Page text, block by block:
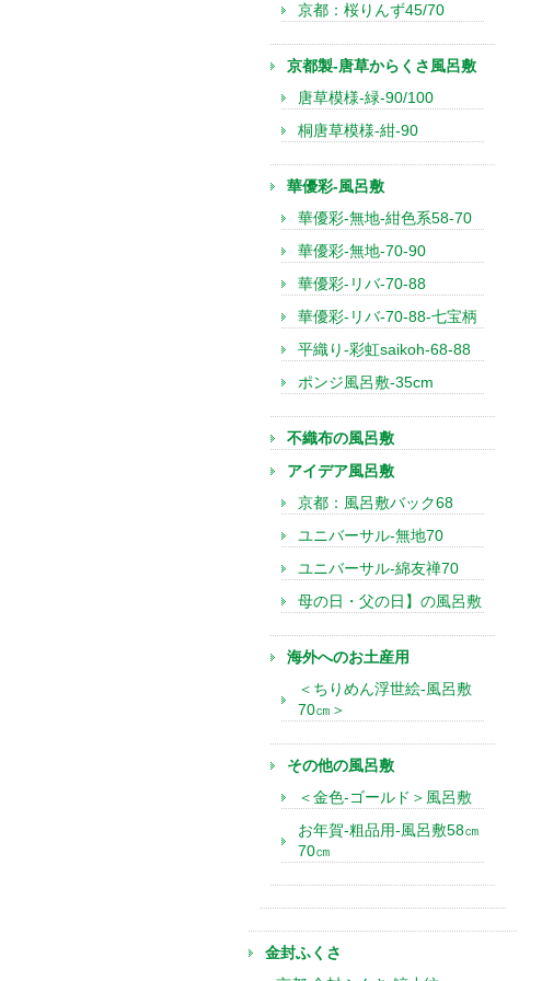
京都：桜りんず45/70
京都製-唐草からくさ風呂敷
唐草模様-緑-90/100
桐唐草模様-紺-90
華優彩-風呂敷
華優彩-無地-紺色系58-70
華優彩-無地-70-90
華優彩-リバ-70-88
華優彩-リバ-70-88-七宝柄
平織り-彩虹saikoh-68-88
ポンジ風呂敷-35cm
不織布の風呂敷
アイデア風呂敷
京都：風呂敷バック68
ユニバーサル-無地70
ユニバーサル-綿友禅70
母の日・父の日】の風呂敷
海外へのお土産用
＜ちりめん浮世絵-風呂敷
70㎝＞
その他の風呂敷
＜金色-ゴールド＞風呂敷
お年賀-粗品用-風呂敷58㎝
70㎝
金封ふくさ